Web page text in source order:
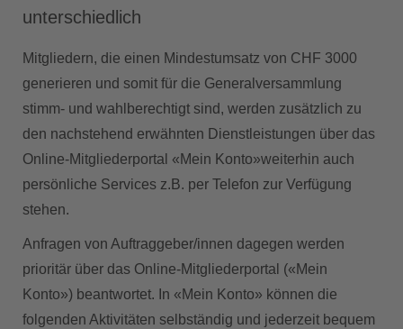
unterschiedlich
Mitgliedern, die einen Mindestumsatz von CHF 3000
generieren und somit für die Generalversammlung
stimm- und wahlberechtigt sind, werden zusätzlich zu
den nachstehend erwähnten Dienstleistungen über das
Online-Mitgliederportal «Mein Konto»weiterhin auch
persönliche Services z.B. per Telefon zur Verfügung
stehen.
Anfragen von Auftraggeber/innen dagegen werden
prioritär über das Online-Mitgliederportal («Mein
Konto») beantwortet. In «Mein Konto» können die
folgenden Aktivitäten selbständig und jederzeit bequem